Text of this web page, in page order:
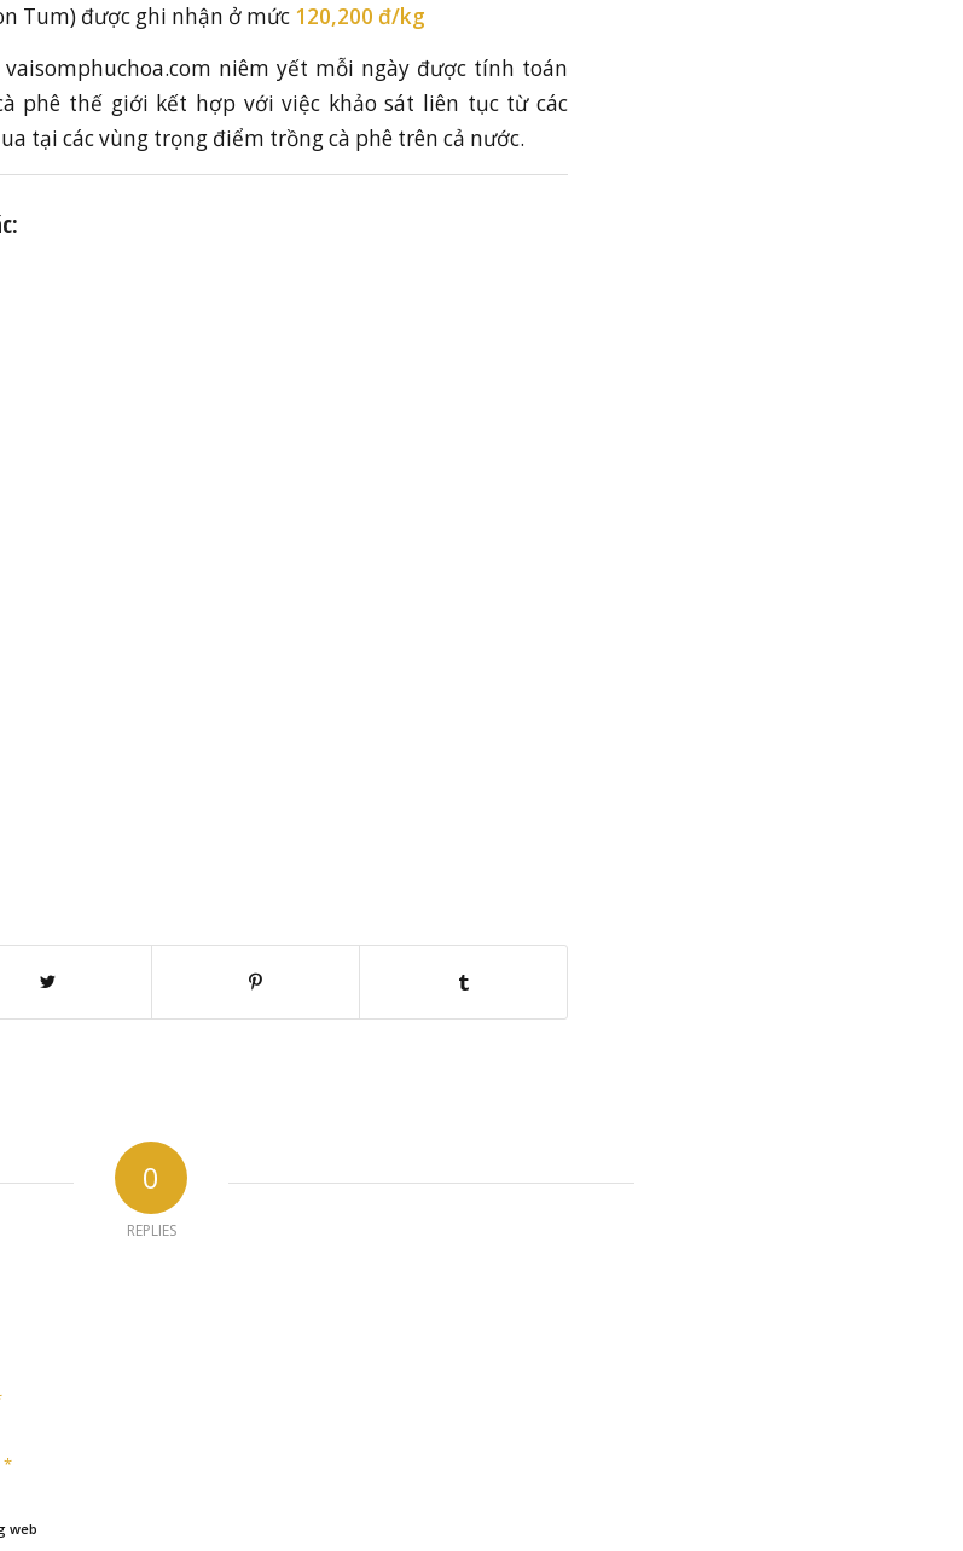
Tum) được ghi nhận ở mức 120,200 đ/kg
vaisomphuchoa.com niêm yết mỗi ngày được tính toán
phê thế giới kết hợp với việc khảo sát liên tục từ các
tại các vùng trọng điểm trồng cà phê trên cả nước.
0
REPLIES
*
web